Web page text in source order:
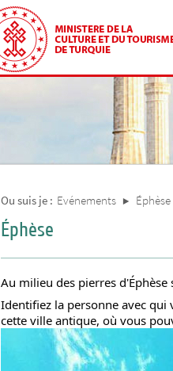
Ou suis je : Evénements Éphèse
Éphèse
Au milieu des pierres
Identifiez la personne avec
cette ville antique, où vous